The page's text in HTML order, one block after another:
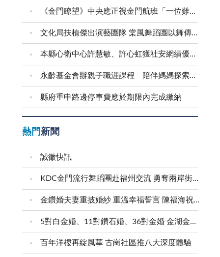
《金門瞭望》中央應正視金門航班「一位難求」問題
文化局扶植傑出演藝團隊 棠風舞蹈團以舞傳愛進家扶
本縣心衛中心許慧敏、許心虹獲社安網績優表揚
永齡基金會辦親子職涯課程 陪伴媽媽探索自我
縣府重申路邊停車費應於期限內完成繳納
熱門新聞
誠徵快訊
KDC金門流行舞蹈團赴福州交流 勇奪兩岸街舞賽三等獎
金鑽婚夫妻重披婚紗 重溫幸福誓言 陳福海祝福牽手半世紀 情深相守成典範
5對白金婚、11對鑽石婚、36對金婚 金湖金沙夫妻共享榮耀時刻 陳福海表揚金鑽婚夫妻 向半世紀相守家庭典範致敬
百年洋樓再綻風華 古崗社區推八大深度體驗